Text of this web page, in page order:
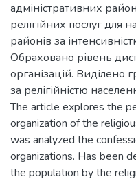
адміністративних
релігійних послуг для
районів за
Обраховано рівень
організацій. Виділено
за релігійністю
The article explores the
organization of the
was analyzed the
organizations. Has been
the population by the